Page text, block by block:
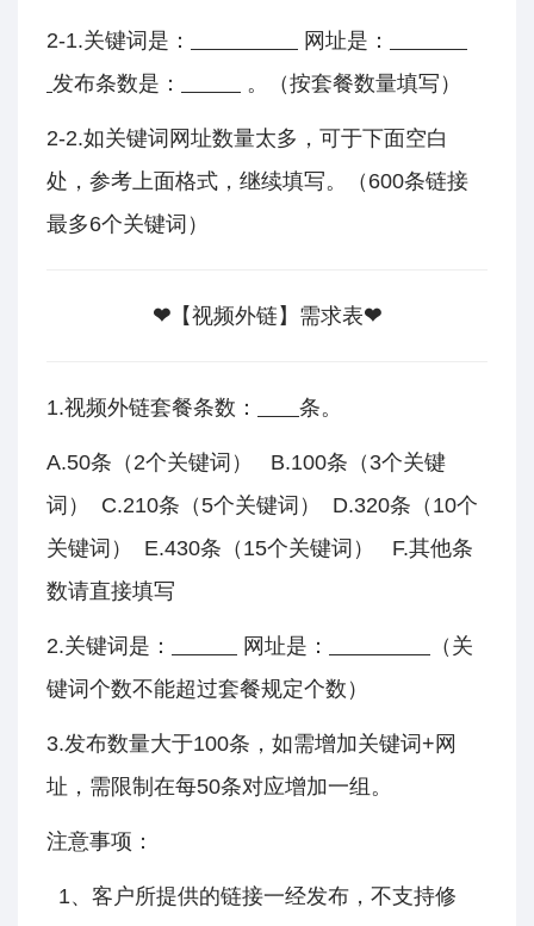
2-1.关键词是：
网址是：
发布条数是：
。（按套餐数量填写）
2-2.如关键词网址数量太多，可于下面空白
处，参考上面格式，继续填写。（600条链接
最多6个关键词）
❤ 【视频外链】需求表❤
1.视频外链套餐条数： 条。
A.50条（2个关键词） B.100条（3个关键
词） C.210条（5个关键词） D.320条（10个
关键词） E.430条（15个关键词） F.其他条
数请直接填写
2.关键词是： 网址是：
（关
键词个数不能超过套餐规定个数）
3.发布数量大于100条，如需增加关键词+网
址，需限制在每50条对应增加一组。
注意事项：
1、客户所提供的链接一经发布，不支持修